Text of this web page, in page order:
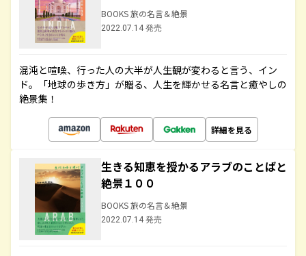
BOOKS 旅の名言＆絶景
2022.07.14 発売
混沌と喧噪、行った人の大半が人生観が変わると言う、イン
ド。「地球の歩き方」が贈る、人生を輝かせる名言と癒やしの
絶景集！
詳細を見る
生きる知恵を授かるアラブのことばと
絶景１００
BOOKS 旅の名言＆絶景
2022.07.14 発売